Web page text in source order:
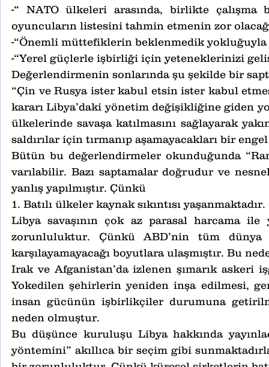
-“ NATO ülkeleri arasında, birlikte
oyuncuların listesini tahmin etmenin zor
-“Önemli müttefiklerin beklenmedik yokluğuyla
-“Yerel güçlerle işbirliği için yeteneklerinizi
Değerlendirmenin sonlarında şu şekilde bir
“Çin ve Rusya ister kabul etsin ister kabul
kararı Libya’daki yönetim değişikliğine giden
ülkelerinde savaşa katılmasını sağlayarak
saldırılar için tırmanıp aşamayacakları bir engel
Bütün bu değerlendirmeler okunduğunda
varılabilir. Bazı saptamalar doğrudur ve
yanlış yapılmıştır. Çünkü
1. Batılı ülkeler kaynak sıkıntısı yaşanmaktadır.
Libya savaşının çok az parasal harcama
zorunluluktur. Çünkü ABD’nin tüm dünya
karşılayamayacağı boyutlara ulaşmıştır. Bu
Irak ve Afganistan’da izlenen şımarık askeri
Yokedilen şehirlerin yeniden inşa edilmesi,
insan gücünün işbirlikçiler durumuna
neden olmuştur.
Bu düşünce kuruluşu Libya hakkında
yöntemini” akıllıca bir seçim gibi